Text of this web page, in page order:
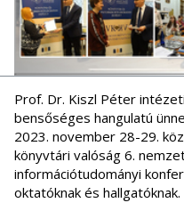
Prof. Dr. Kiszl Péter
bensőséges hangulatú
2023. november 28-29.
könyvtári valóság 6.
információtudományi
oktatóknak és hallgatóknak.